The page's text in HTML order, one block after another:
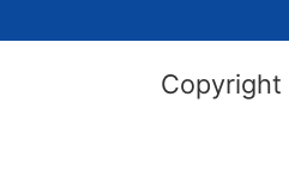
Copyright